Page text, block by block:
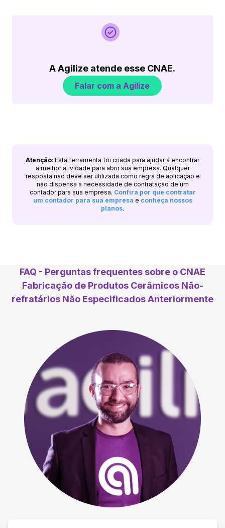
A Agilize atende esse CNAE.
Falar com a Agilize
Atenção: Esta ferramenta foi criada para ajudar a encontrar
a melhor atividade para abrir sua empresa. Qualquer
resposta não deve ser utilizada como regra de aplicação e
não dispensa a necessidade de contratação de um
contador para sua empresa. Confira por que contratar
um contador para sua empresa e conheça nossos
planos.
FAQ - Perguntas frequentes sobre o CNAE
Fabricação de Produtos Cerâmicos Não-
refratários Não Especificados Anteriormente